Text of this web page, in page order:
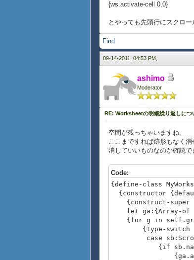
{ws.activate-cell 0,0}
とやっても先頭行にスクロ
Find
09-14-2011, 04:53 PM,
ashimo
Moderator
RE: Worksheetの明細繰り返しにつ
空間が残っちゃいますね。
ここまですれば跡形もなく
消していいものなのか確認
Code:
{define-class
{constructor
{construct-
let ga:{Array-of
{for g in
{type-switch
case
{if sb.name !=